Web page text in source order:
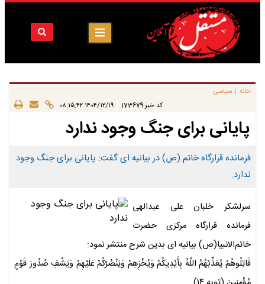
خانه | سیاسی
کد خبر 173679 ۱۴۰۴/۱۲/۱۹ ۰۸:۱۵:۴۲
پایانی برای جنگ وجود ندارد
فرمانده قرارگاه خاتم (ص) در بیانیه ای گفت: پایانی برای جنگ وجود
ندارد.
سرلشکر خلبان علی عبدالهی
فرمانده قرارگاه مرکزی حضرت
خاتم‌الانبیا(ص) بیانیه ای بدین شرح منتشر نمود:
قَاتِلُوهُمْ یُعَذِّبْهُمُ اللَّهُ بِأَیْدِیکُمْ وَیُخْزِهِمْ وَیَنْصُرْکُمْ عَلَیْهِمْ وَیَشْفِ صُدُورَ قَوْمٍ